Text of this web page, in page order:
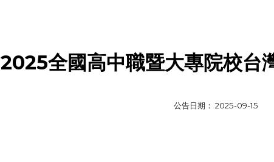
2025全國高中職暨大專院校台
公告日期： 2025-09-15